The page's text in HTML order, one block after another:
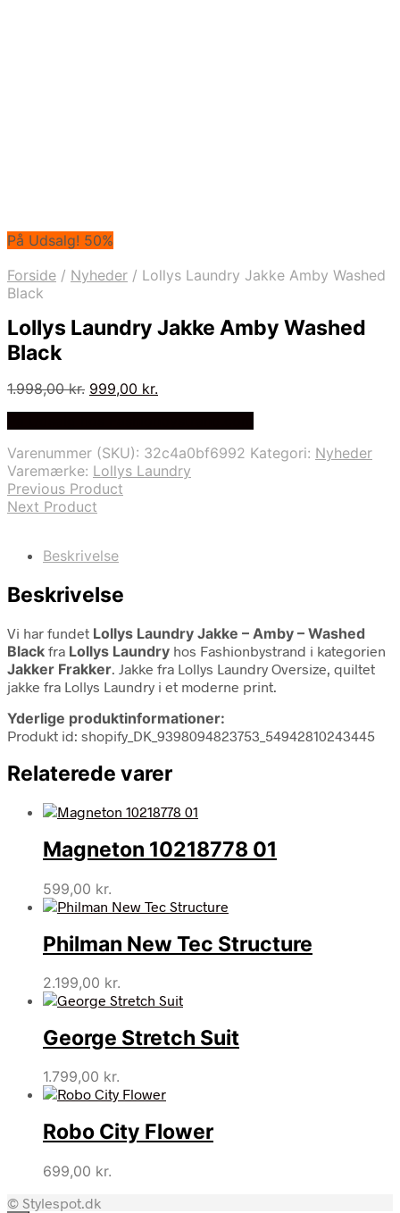
På Udsalg! 50%
Forside / Nyheder / Lollys Laundry Jakke Amby Washed
Black
Lollys Laundry Jakke Amby Washed
Black
1.998,00kr. Den
1.998,00 kr..
999,00 kr.
999,00 kr..
Varenummer (SKU): 32c4a0bf6992 Kategori: Nyheder
Varemærke: Lollys Laundry
Previous Product
Next Product
Beskrivelse
Beskrivelse
Vi har fundet Lollys Laundry Jakke – Amby – Washed
Black fra Lollys Laundry hos Fashionbystrand i kategorien
Jakker Frakker. Jakke fra Lollys Laundry Oversize, quiltet
jakke fra Lollys Laundry i et moderne print.
Yderlige produktinformationer:
Produkt id: shopify_DK_9398094823753_54942810243445
Relaterede varer
Magneton 10218778 01
599,00 kr.
Philman New Tec Structure
2.199,00 kr.
George Stretch Suit
1.799,00 kr.
Robo City Flower
699,00 kr.
© Stylespot.dk